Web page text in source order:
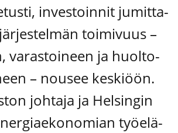
inves­toin­nit jumit­ta­
toi­mi­vuus –
varas­toi­neen ja huol­to­
– nousee kes­ki­öön.
joh­ta­ja ja Hel­sin­gin
työ­elä­